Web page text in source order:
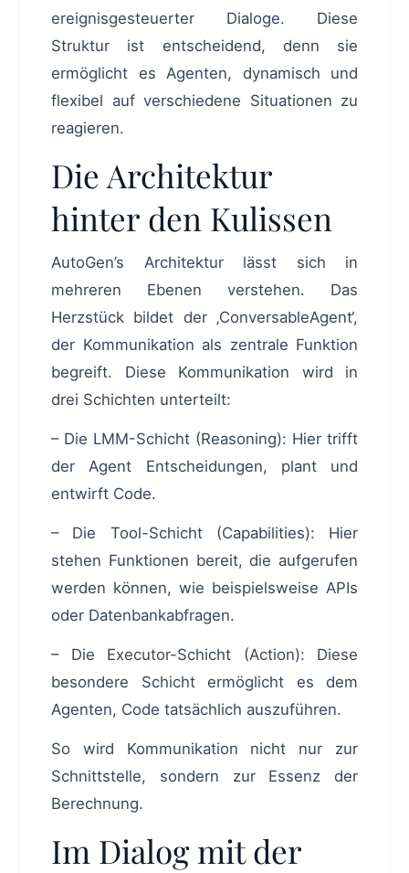
ereignisgesteuerter Dialoge. Diese
Struktur ist entscheidend, denn sie
ermöglicht es Agenten, dynamisch und
flexibel auf verschiedene Situationen zu
reagieren.
Die Architektur
hinter den Kulissen
AutoGen’s Architektur lässt sich in
mehreren Ebenen verstehen. Das
Herzstück bildet der ‚ConversableAgent‘,
der Kommunikation als zentrale Funktion
begreift. Diese Kommunikation wird in
drei Schichten unterteilt:
– Die LMM-Schicht (Reasoning): Hier trifft
der Agent Entscheidungen, plant und
entwirft Code.
– Die Tool-Schicht (Capabilities): Hier
stehen Funktionen bereit, die aufgerufen
werden können, wie beispielsweise APIs
oder Datenbankabfragen.
– Die Executor-Schicht (Action): Diese
besondere Schicht ermöglicht es dem
Agenten, Code tatsächlich auszuführen.
So wird Kommunikation nicht nur zur
Schnittstelle, sondern zur Essenz der
Berechnung.
Im Dialog mit der